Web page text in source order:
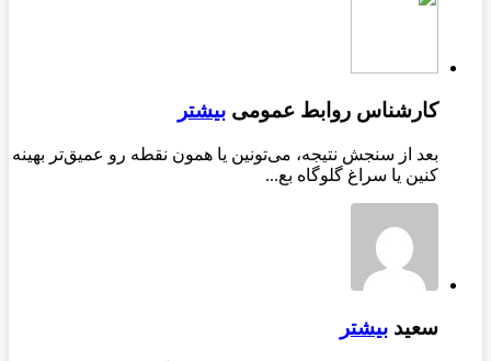
کارشناس روابط عمومی بیشتر
بعد از سنجش نتیجه، می‌تونین یا همون نقطه رو عمیق‌تر بهینه
کنین یا سراغ گلوگاه بع...
سعید بیشتر